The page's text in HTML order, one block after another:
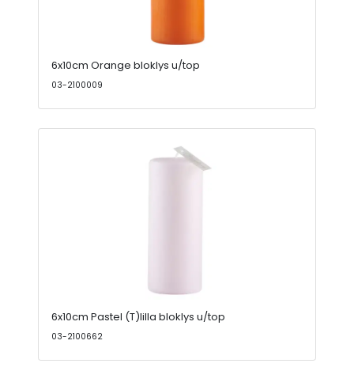
6x10cm Orange bloklys u/top
03-2100009
6x10cm Pastel (T)lilla bloklys u/top
03-2100662